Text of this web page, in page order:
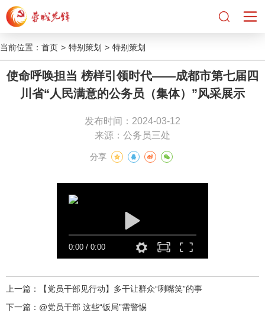
当前位置： 首页 > 特别策划 > 特别策划
使命呼唤担当 榜样引领时代——成都市第七届四
川省“人民满意的公务员（集体）”风采展示
发布时间：2024-03-12
来源：公务员三处
分享
0:00/ 0:00
上一篇：
【党员干部见行动】多干让群众“咧嘴笑”的事
下一篇： @党员干部 这些“饭局”需警惕